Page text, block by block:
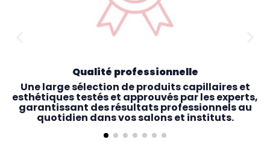
Qualité professionnelle
Une large sélection de produits capillaires et
esthétiques testés et approuvés par les experts,
garantissant des résultats professionnels au
quotidien dans vos salons et instituts.